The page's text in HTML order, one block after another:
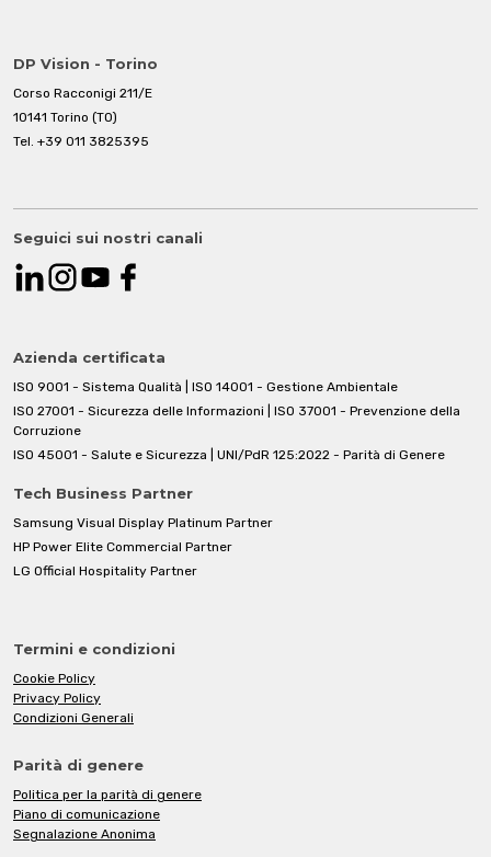
DP Vision - Torino
Corso Racconigi 211/E
10141 Torino (TO)
Tel. +39 011 3825395
Azienda certificata
ISO 9001 - Sistema Qualità | ISO 14001 - Gestione Ambientale
ISO 27001 - Sicurezza delle Informazioni | ISO 37001 - Prevenzione della
Corruzione
ISO 45001 - Salute e Sicurezza | UNI/PdR 125:2022 - Parità di Genere
Tech Business Partner
Samsung Visual Display Platinum Partner
HP Power Elite Commercial Partner
LG Official Hospitality Partner
Seguici sui nostri canali
Termini e condizioni
Cookie Policy
Privacy Policy
Condizioni Generali
Parità di genere
Politica per la parità di genere
Piano di comunicazione
Segnalazione Anonima